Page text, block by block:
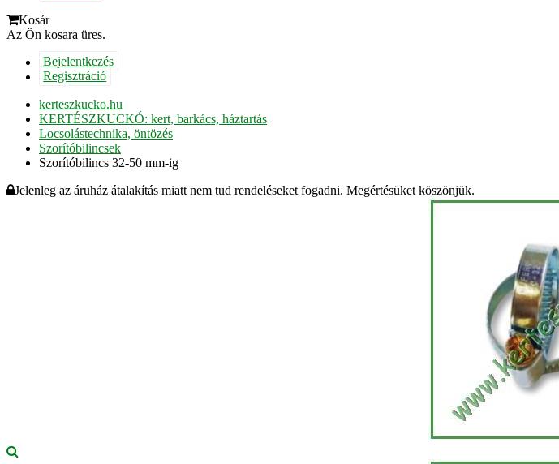
Kosár
Az Ön kosara üres.
Bejelentkezés
Regisztráció
kerteszkucko.hu
KERTÉSZKUCKÓ: kert, barkács, háztartás
Locsolástechnika, öntözés
Szorítóbilincsek
Szorítóbilincs 32-50 mm-ig
Jelenleg az áruház átalakítás miatt nem tud rendeléseket fogadni. Megértésüket köszönjük.